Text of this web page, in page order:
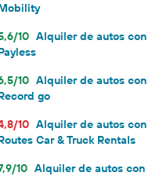
10 Alquiler de autos con
10 Alquiler de autos con
go
10 Alquiler de autos con
Car & Truck Rentals
10 Alquiler de autos con